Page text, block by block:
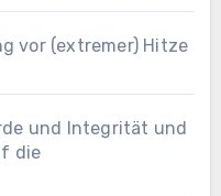
vor (extremer) Hitze
und Integrität und
die